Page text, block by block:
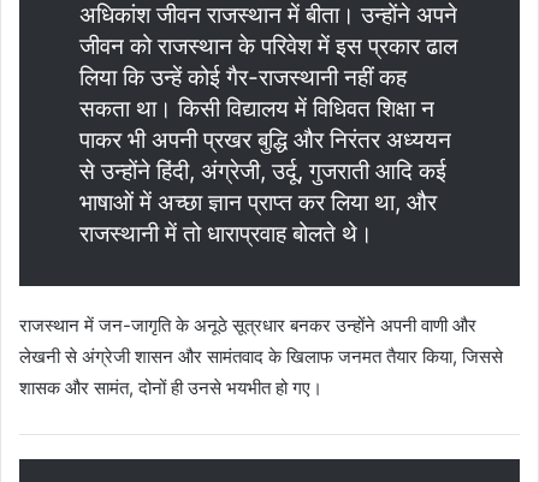
अधिकांश जीवन राजस्थान में बीता। उन्होंने अपने
जीवन को राजस्थान के परिवेश में इस प्रकार ढाल
लिया कि उन्हें कोई गैर-राजस्थानी नहीं कह
सकता था। किसी विद्यालय में विधिवत शिक्षा न
पाकर भी अपनी प्रखर बुद्धि और निरंतर अध्ययन
से उन्होंने हिंदी, अंग्रेजी, उर्दू, गुजराती आदि कई
भाषाओं में अच्छा ज्ञान प्राप्त कर लिया था, और
राजस्थानी में तो धाराप्रवाह बोलते थे।
राजस्थान में जन-जागृति के अनूठे सूत्रधार बनकर उन्होंने अपनी वाणी और
लेखनी से अंग्रेजी शासन और सामंतवाद के खिलाफ जनमत तैयार किया, जिससे
शासक और सामंत, दोनों ही उनसे भयभीत हो गए।